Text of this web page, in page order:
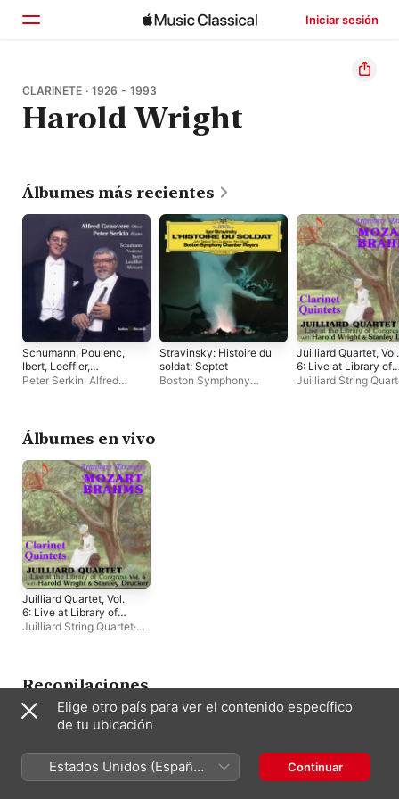
Iniciar sesión
Inicio
Explorar
CLARINETE · 1926 - 1993
Harold Wright
Álbumes más recientes
Schumann, Poulenc,
Ibert, Loeffler,
Mozart
Peter Serkin· Alfred
Stravinsky: Histoire du
soldat; Septet
Boston Symphony
Juilliard Quartet, Vol.
6: Live at Library of
Congress – Clarinet
Juilliard String
Álbumes en vivo
Juilliard Quartet, Vol.
6: Live at Library of
Congress – Clarinet
Juilliard String Quartet·
Recopilaciones
Elige otro país para ver el contenido específico
de tu ubicación
Estados Unidos (Español
México)
Continuar